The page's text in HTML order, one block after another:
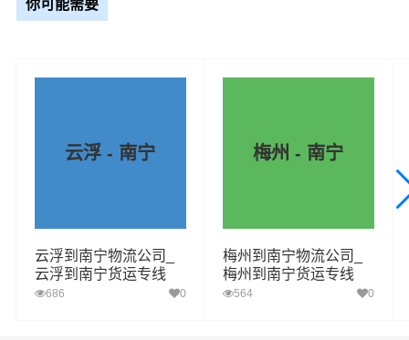
你可能需要
云浮 - 南宁
云浮到南宁物流公司_
云浮到南宁货运专线
686 0
梅州 - 南宁
梅州到南宁物流公司_
梅州到南宁货运专线
564 0